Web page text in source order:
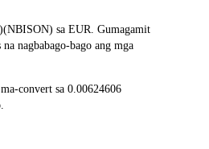
sa EUR. Gumagamit
nagbabago-bago ang mga
convert sa 0.00624606